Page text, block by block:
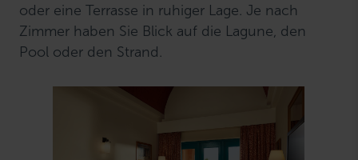
oder eine Terrasse in ruhiger Lage. Je nach
Zimmer haben Sie Blick auf die Lagune, den
Pool oder den Strand.